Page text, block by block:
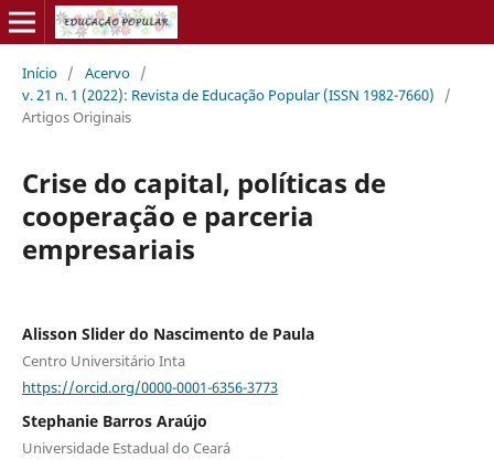
Início / Acervo /
v. 21 n. 1 (2022): Revista de Educação Popular (ISSN 1982-7660)
/
Artigos Originais
Crise do capital, políticas de
cooperação e parceria
empresariais
Alisson Slider do Nascimento de Paula
Centro Universitário Inta
https://orcid.org/0000-0001-6356-3773
Stephanie Barros Araújo
Universidade Estadual do Ceará